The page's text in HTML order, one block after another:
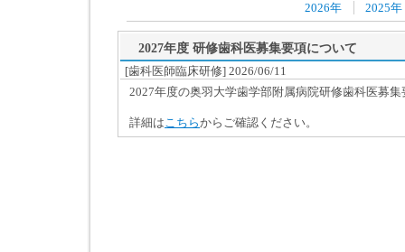
2026年 2025年
2027年度 研修歯科医募集要項について
[歯科医師臨床研修] 2026/06/11
2027年度の奥羽大学歯学部附属病院研修歯科医募
詳細はこちらからご確認ください。